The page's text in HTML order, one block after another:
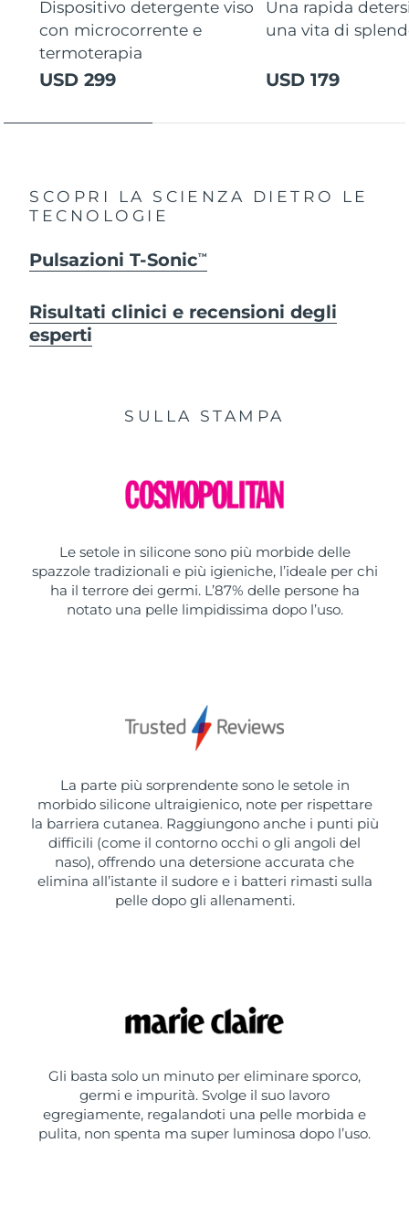
Dispositivo detergente viso
con microcorrente e
termoterapia
USD 299
Una rapida
una vita di
USD 179
SCOPRI LA SCIENZA DIETRO LE
TECNOLOGIE
Pulsazioni T-SonicTM
Risultati clinici e recensioni degli
esperti
SULLA STAMPA
Le setole in silicone sono più morbide delle
spazzole tradizionali e più igieniche, l’ideale per chi
ha il terrore dei germi. L’87% delle persone ha
notato una pelle limpidissima dopo l’uso.
La parte più sorprendente sono le setole in
morbido silicone ultraigienico, note per rispettare
la barriera cutanea. Raggiungono anche i punti più
difficili (come il contorno occhi o gli angoli del
naso), offrendo una detersione accurata che
elimina all’istante il sudore e i batteri rimasti sulla
pelle dopo gli allenamenti.
Gli basta solo un minuto per eliminare sporco,
germi e impurità. Svolge il suo lavoro
egregiamente, regalandoti una pelle morbida e
pulita, non spenta ma super luminosa dopo l’uso.